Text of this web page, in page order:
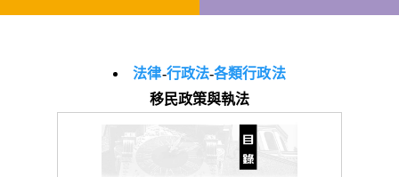
法律-行政法-各類行政法
移民政策與執法